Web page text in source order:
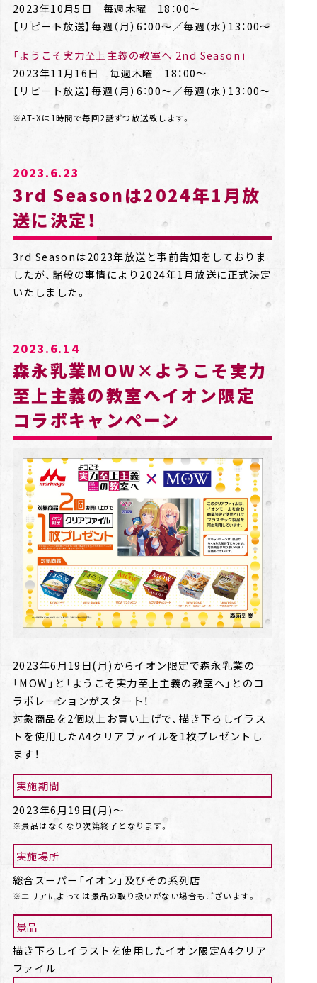
2023年10月5日 毎週木曜 18：00～
【リピート放送】毎週（月）6：00～／毎週（水）13：00～
「ようこそ実力至上主義の教室へ 2nd Season」
2023年11月16日 毎週木曜 18：00～
【リピート放送】毎週（月）6：00～／毎週（水）13：00～
※AT-Xは1時間で毎回2話ずつ放送致します。
2023.6.23
3rd Seasonは2024年1月放
送に決定！
3rd Seasonは2023年放送と事前告知をしておりま
したが、諸般の事情により2024年1月放送に正式決定
いたしました。
2023.6.14
森永乳業MOW×ようこそ実力
至上主義の教室へイオン限定
コラボキャンペーン
2023年6月19日(月)からイオン限定で森永乳業の
「MOW」と「ようこそ実力至上主義の教室へ」とのコ
ラボレーションがスタート！
対象商品を2個以上お買い上げで、描き下ろしイラス
トを使用したA4クリアファイルを1枚プレゼントし
ます！
実施期間
2023年6月19日(月)～
※景品はなくなり次第終了となります。
実施場所
総合スーパー「イオン」及びその系列店
※エリアによっては景品の取り扱いがない場合もございます。
景品
描き下ろしイラストを使用したイオン限定A4クリア
ファイル